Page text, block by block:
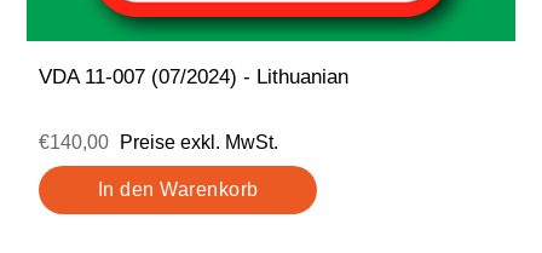
VDA 11-007 (07/2024) - Lithuanian
€140,00 Preise exkl. MwSt.